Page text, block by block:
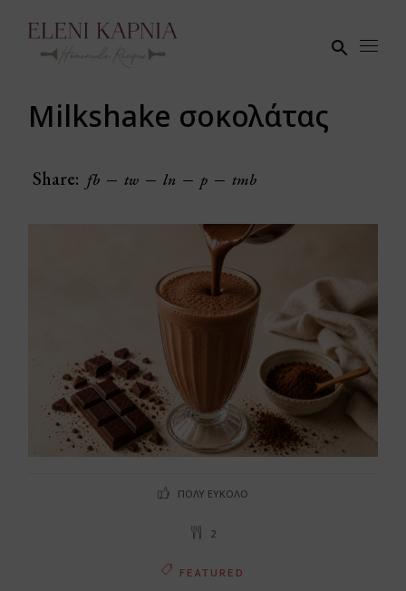
Milkshake σοκολάτας
Share: fb tw ln p tmb
ΠΟΛΎ ΕΎΚΟΛΟ
2
FEATURED